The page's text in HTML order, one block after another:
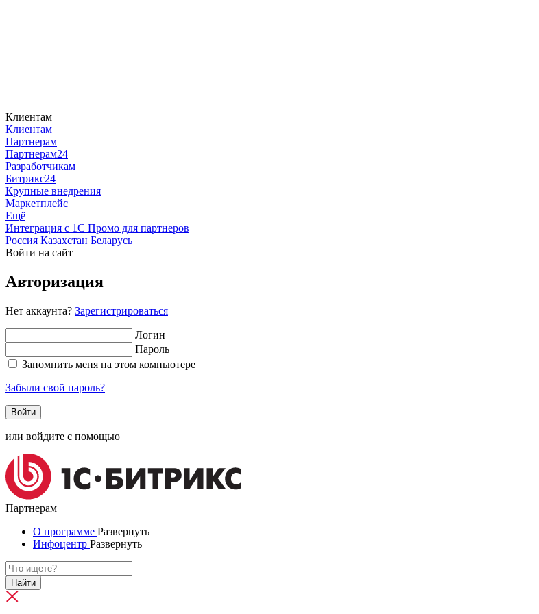
Клиентам
Клиентам
Партнерам
Партнерам24
Разработчикам
Битрикс24
Крупные внедрения
Маркетплейс
Ещё
Интеграция с 1С Промо для партнеров
Россия Казахстан Беларусь
Войти на сайт
Авторизация
Нет аккаунта? Зарегистрироваться
Логин
Пароль
Запомнить меня на этом компьютере
Забыли свой пароль?
или войдите с помощью
Партнерам
О программе Развернуть
Инфоцентр Развернуть
Найти